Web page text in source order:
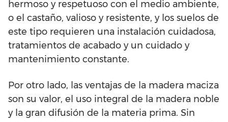
hermoso y respetuoso con el medio ambiente,
o el castaño, valioso y resistente, y los suelos de
este tipo requieren una instalación cuidadosa,
tratamientos de acabado y un cuidado y
mantenimiento constante.
Por otro lado, las ventajas de la madera maciza
son su valor, el uso integral de la madera noble
y la gran difusión de la materia prima. Sin